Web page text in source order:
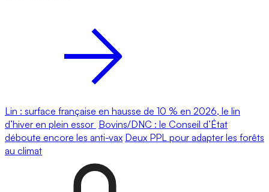
Lin : surface française en hausse de 10 % en 2026, le lin
d’hiver en plein essor Bovins/DNC : le Conseil d’État
déboute encore les anti-vax Deux PPL pour adapter les forêts
au climat